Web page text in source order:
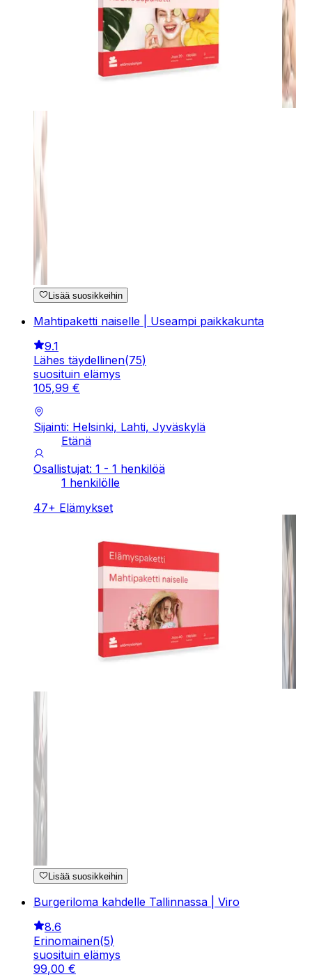
Lisää suosikkeihin
Mahtipaketti naiselle | Useampi paikkakunta
9.1
Lähes täydellinen(75)
suosituin elämys
105,99 €
Sijainti: Helsinki, Lahti, Jyväskylä
Etänä
Osallistujat: 1 - 1 henkilöä
1 henkilölle
47+ Elämykset
Lisää suosikkeihin
Burgeriloma kahdelle Tallinnassa | Viro
8.6
Erinomainen(5)
suosituin elämys
99,00 €